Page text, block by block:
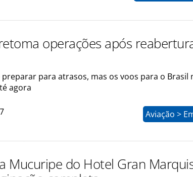
operações após
preparar para atrasos, mas os voos para o Brasil
agora
Aviação >
Mucuripe do Hotel Gran